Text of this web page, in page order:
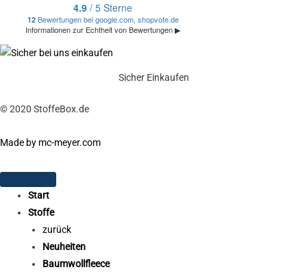
Sicher Einkaufen
© 2020 StoffeBox.de
Made by mc-meyer.com
Start
Stoffe
zurück
Neuheiten
Baumwollfleece